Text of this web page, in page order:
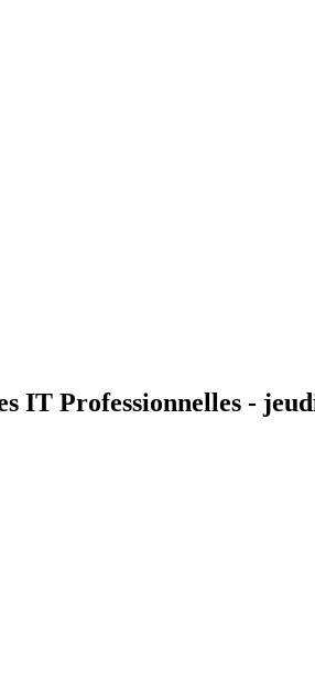
IT Professionnelles -